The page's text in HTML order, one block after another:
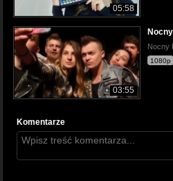
05:58
03:55
Nocny
1080p
Komentarze